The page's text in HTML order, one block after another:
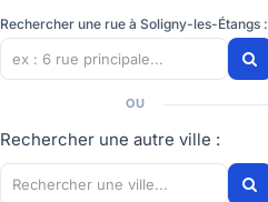
Rechercher une rue à Soligny-les-Étangs :
OU
Rechercher une autre ville :